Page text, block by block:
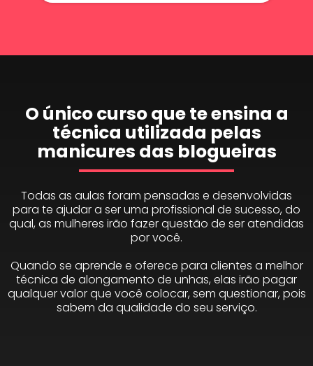
O único curso que te ensina a
técnica utilizada pelas
manicures das blogueiras
Todas as aulas foram pensadas e desenvolvidas
para te ajudar a ser uma profissional de sucesso, do
qual, as mulheres irão fazer questão de ser atendidas
por você.
Quando se aprende e oferece para clientes a melhor
técnica de alongamento de unhas, elas irão pagar
qualquer valor que você colocar, sem questionar, pois
sabem da qualidade do seu serviço.